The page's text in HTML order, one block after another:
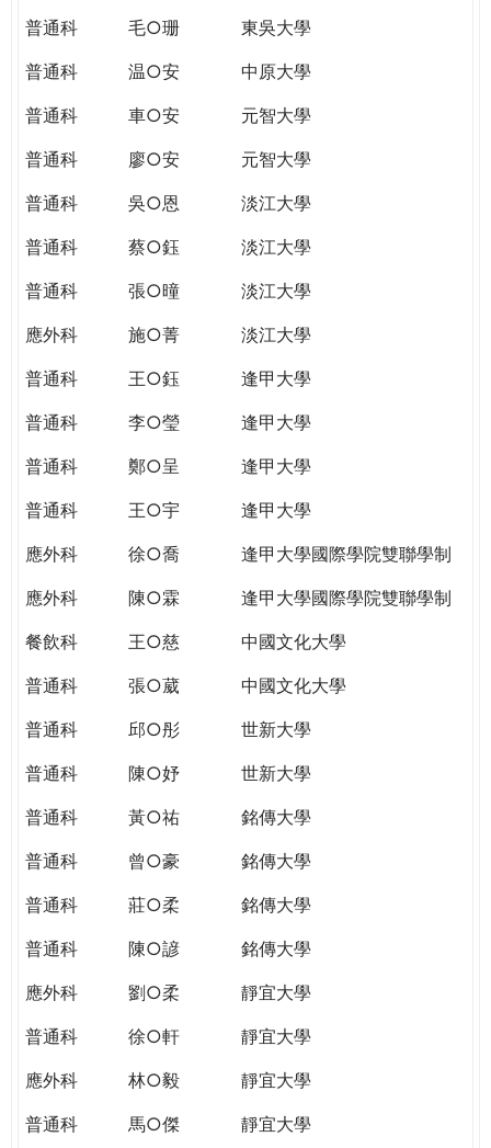
普通科
毛○珊
東吳大學
普通科
温○安
中原大學
普通科
車○安
元智大學
普通科
廖○安
元智大學
普通科
吳○恩
淡江大學
普通科
蔡○鈺
淡江大學
普通科
張○曈
淡江大學
應外科
施○菁
淡江大學
普通科
王○鈺
逢甲大學
普通科
李○瑩
逢甲大學
普通科
鄭○呈
逢甲大學
普通科
王○宇
逢甲大學
應外科
徐○喬
逢甲大學國際學院雙聯學制
應外科
陳○霖
逢甲大學國際學院雙聯學制
餐飲科
王○慈
中國文化大學
普通科
張○葳
中國文化大學
普通科
邱○彤
世新大學
普通科
陳○妤
世新大學
普通科
黃○祐
銘傳大學
普通科
曾○豪
銘傳大學
普通科
莊○柔
銘傳大學
普通科
陳○諺
銘傳大學
應外科
劉○柔
靜宜大學
普通科
徐○軒
靜宜大學
應外科
林○毅
靜宜大學
普通科
馬○傑
靜宜大學